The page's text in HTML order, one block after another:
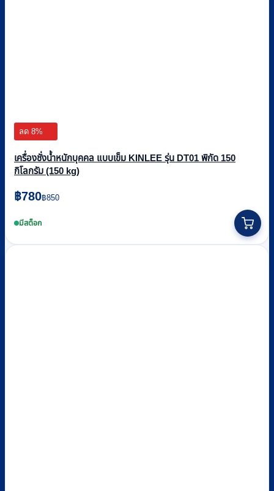
ลด 8%
เครื่องชั่งน้ำหนักบุคคล แบบเข็ม KINLEE รุ่น DT01 พิกัด 150
กิโลกรัม (150 kg)
฿850
Original
was:
฿780
Current
is:มีสต็อก